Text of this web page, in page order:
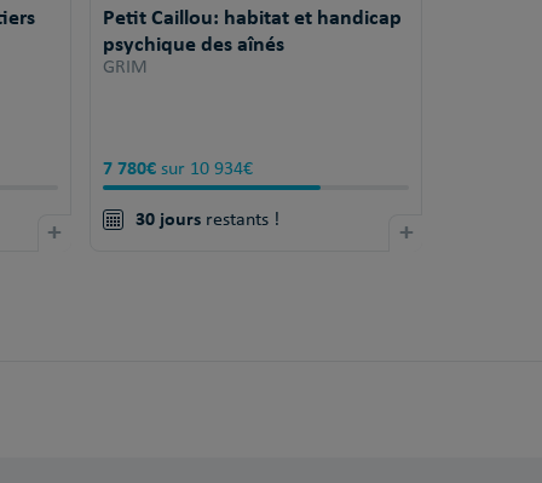
+
Petit Caillou: habitat et handicap
psychique des aînés
GRIM
7 780€sur 10 934€
30 joursrestants ! +